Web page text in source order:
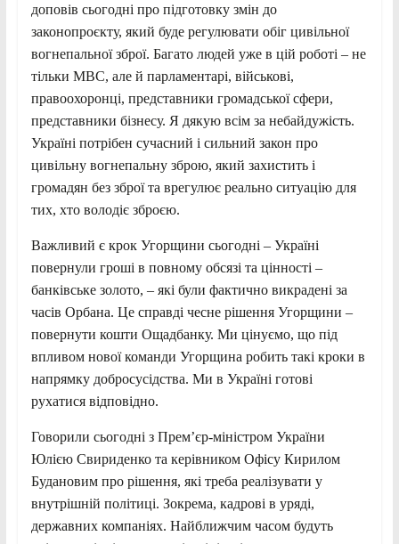
доповів сьогодні про підготовку змін до
законопроєкту, який буде регулювати обіг цивільної
вогнепальної зброї. Багато людей уже в цій роботі – не
тільки МВС, але й парламентарі, військові,
правоохоронці, представники громадської сфери,
представники бізнесу. Я дякую всім за небайдужість.
Україні потрібен сучасний і сильний закон про
цивільну вогнепальну зброю, який захистить і
громадян без зброї та врегулює реально ситуацію для
тих, хто володіє зброєю.
Важливий є крок Угорщини сьогодні – Україні
повернули гроші в повному обсязі та цінності –
банківське золото, – які були фактично викрадені за
часів Орбана. Це справді чесне рішення Угорщини –
повернути кошти Ощадбанку. Ми цінуємо, що під
впливом нової команди Угорщина робить такі кроки в
напрямку добросусідства. Ми в Україні готові
рухатися відповідно.
Говорили сьогодні з Прем’єр-міністром України
Юлією Свириденко та керівником Офісу Кирилом
Будановим про рішення, які треба реалізувати у
внутрішній політиці. Зокрема, кадрові в уряді,
державних компаніях. Найближчим часом будуть